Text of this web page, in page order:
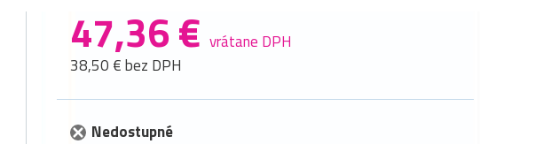
47,36 € vrátane DPH
38,50 € bez DPH
Nedostupné